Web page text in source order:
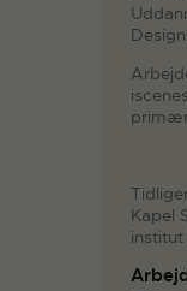
Kapel